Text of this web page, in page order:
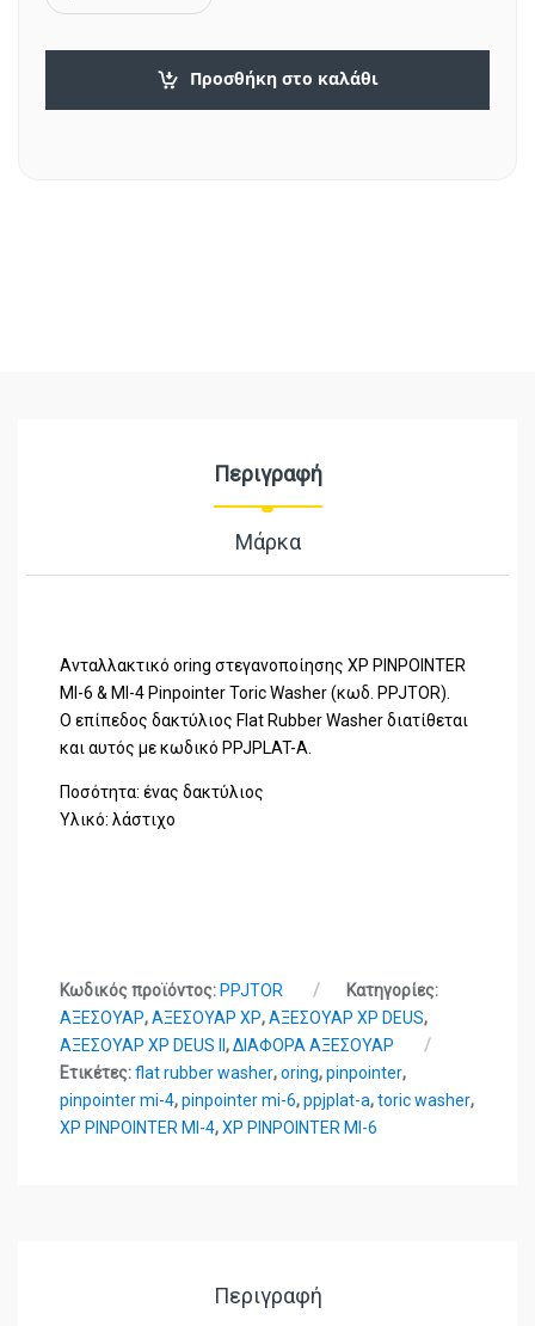
Προσθήκη στο καλάθι
Περιγραφή
Μάρκα
Ανταλλακτικό oring στεγανοποίησης XP PINPOINTER
MI-6 & MI-4 Pinpointer Toric Washer (κωδ. PPJTOR).
Ο επίπεδος δακτύλιος Flat Rubber Washer διατίθεται
και αυτός με κωδικό PPJPLAT-A.
Ποσότητα: ένας δακτύλιος
Υλικό: λάστιχο
Κωδικός προϊόντος: PPJTOR
Κατηγορίες:
ΑΞΕΣΟΥΑΡ,ΑΞΕΣΟΥΑΡ XP,ΑΞΕΣΟΥΑΡ XP DEUS,
ΑΞΕΣΟΥΑΡ XP DEUS II ,ΔΙΑΦΟΡΑ ΑΞΕΣΟΥΑΡ
Ετικέτες:flat rubber washer,oring,pinpointer,
pinpointer mi-4,pinpointer mi-6,ppjplat-a,toric washer,
XP PINPOINTER MI-4,XP PINPOINTER MI-6
Περιγραφή